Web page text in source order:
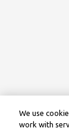
We use
work with